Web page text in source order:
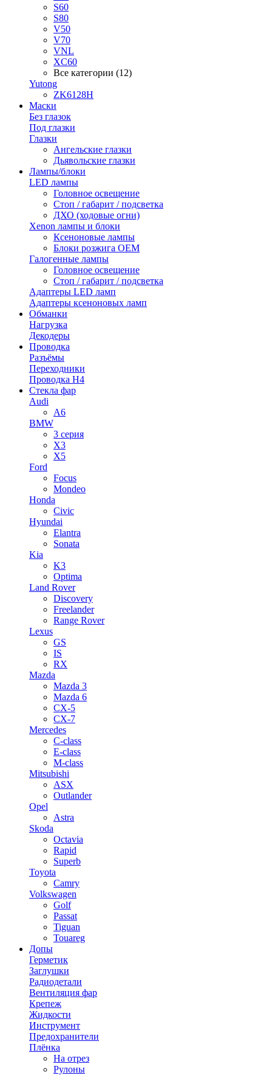
S60
S80
V50
V70
VNL
XC60
Все категории (12)
Yutong
ZK6128H
Маски
Без глазок
Под глазки
Глазки
Ангельские глазки
Дьявольские глазки
Лампы/блоки
LED лампы
Головное освещение
Стоп / габарит / подсветка
ДХО (ходовые огни)
Xenon лампы и блоки
Ксеноновые лампы
Блоки розжига OEM
Галогенные лампы
Головное освещение
Стоп / габарит / подсветка
Адаптеры LED ламп
Адаптеры ксеноновых ламп
Обманки
Нагрузка
Декодеры
Проводка
Разъёмы
Переходники
Проводка H4
Стекла фар
Audi
A6
BMW
3 серия
X3
X5
Ford
Focus
Mondeo
Honda
Civic
Hyundai
Elantra
Sonata
Kia
K3
Optima
Land Rover
Discovery
Freelander
Range Rover
Lexus
GS
IS
RX
Mazda
Mazda 3
Mazda 6
CX-5
CX-7
Mercedes
C-class
E-class
M-class
Mitsubishi
ASX
Outlander
Opel
Astra
Skoda
Octavia
Rapid
Superb
Toyota
Camry
Volkswagen
Golf
Passat
Tiguan
Touareg
Допы
Герметик
Заглушки
Радиодетали
Вентиляция фар
Крепеж
Жидкости
Инструмент
Предохранители
Плёнка
На отрез
Рулоны